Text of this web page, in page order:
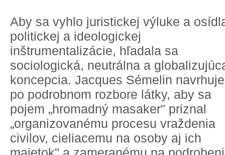
Aby sa vyhlo juristickej výluke a
politickej a ideologickej
inštrumentalizácie, hľadala sa
sociologická, neutrálna a
koncepcia. Jacques Sémelin navrhuje
po podrobnom rozbore látky, aby sa
pojem „hromadný masaker" priznal
„organizovanému procesu vraždenia
civilov, cieliacemu na osoby aj ich